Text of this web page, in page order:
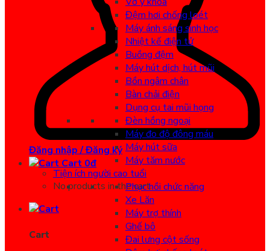
Đăng nhập / Đăng ký
Cart 0đ
No products in the cart.
Cart
Đệm hơi chống loét
Máy ánh sáng sinh học
Nhiệt kế điện tử
Buồng đệm
Máy hút dịch, hút mũi
Bồn ngâm chân
Bàn chải điện
Dụng cụ tai mũi họng
Đèn hồng ngoại
Máy đo độ đông máu
Máy hút sữa
Máy tăm nước
Tiện ích người cao tuổi
Phục hồi chức năng
Xe Lăn
Máy trợ thính
Ghế bô
Đai lưng cột sống